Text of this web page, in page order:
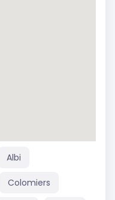
Albi
Colomiers